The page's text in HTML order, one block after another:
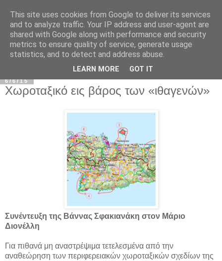
6/6/15
Χωροταξικό εις βάρος των «ιθαγενών»
Συνέντευξη της Βάννας Σφακιανάκη στον Μάριο
Διονέλλη
Για πιθανά μη αναστρέψιμα τετελεσμένα από την
αναθεώρηση των περιφερειακών χωροταξικών σχεδίων της
This site uses cookies from Google to deliver its services
and to analyze traffic. Your IP address and user-agent are
shared with Google along with performance and security
metrics to ensure quality of service, generate usage
statistics, and to detect and address abuse.
LEARN MORE GOT IT